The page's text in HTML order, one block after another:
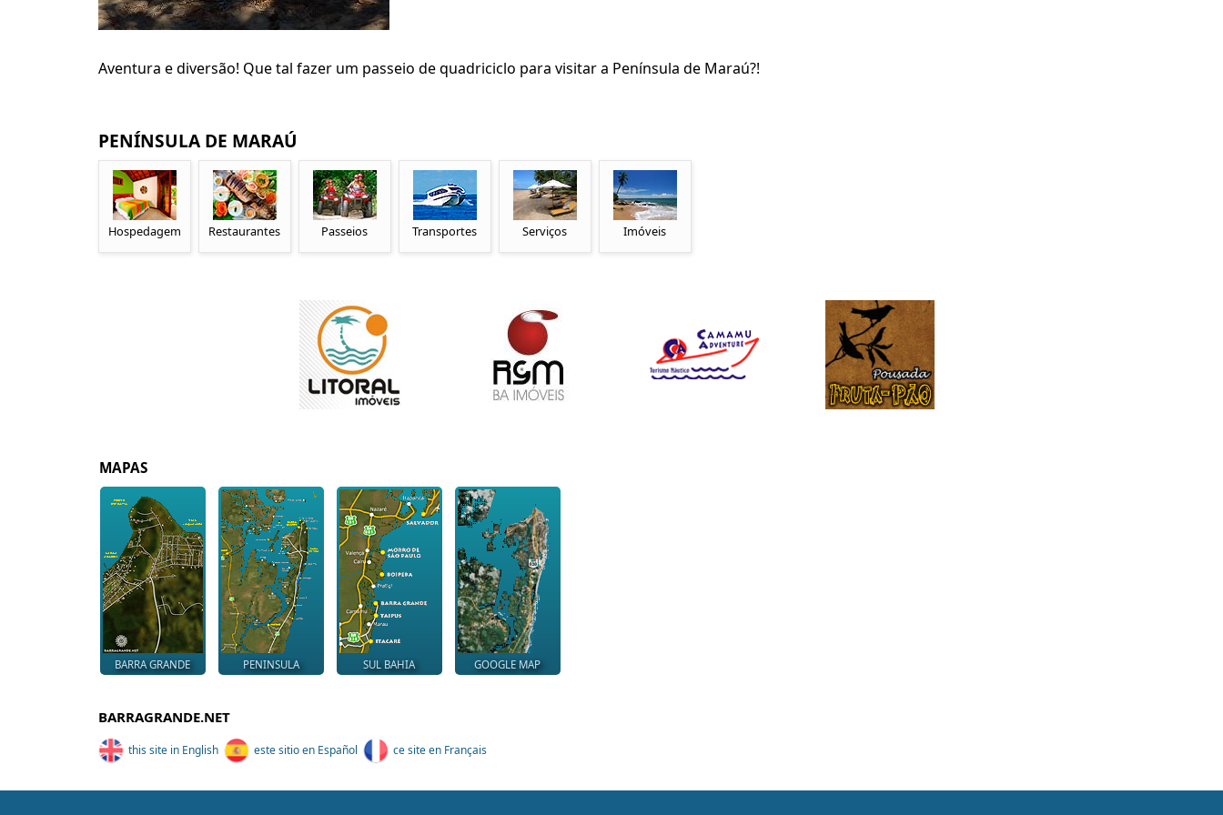
Aventura e diversão! Que tal fazer um passeio de quadriciclo para visitar a Península de Maraú?!
PENÍNSULA DE MARAÚ
Hospedagem Restaurantes Passeios Transportes Serviços Imóveis
MAPAS
BARRA GRANDE PENINSULA SUL BAHIA GOOGLE MAP
BARRAGRANDE.NET
this site in English este sitio en Español ce site en Français